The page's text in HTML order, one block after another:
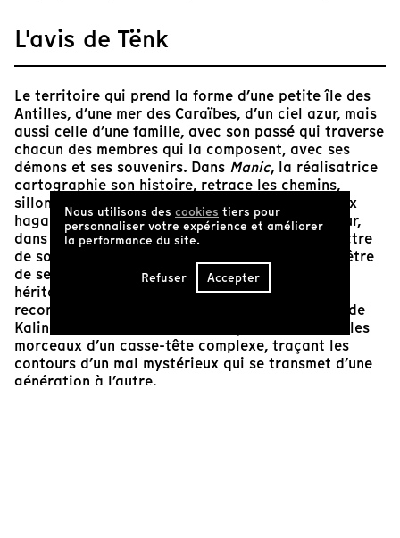
L'avis de Tënk
Le territoire qui prend la forme d’une petite île des
Antilles, d’une mer des Caraïbes, d’un ciel azur, mais
aussi celle d’une famille, avec son passé qui traverse
chacun des membres qui la composent, avec ses
démons et ses souvenirs. Dans Manic, la réalisatrice
cartographie son histoire, retrace les chemins,
sillonne et scrute là d’où elle vient. Dans les yeux
hagards de son frère, dans les délires de sa sœur,
dans des images anciennes. Elle poursuit le spectre
de son père bipolaire pour appréhender le mal-être
de ses frères et sœurs et mieux accepter cet
héritage familial qui la hante. Sorte de
reconstruction d’une filiation trouble, l’enquête de
Kalina Bertin est surtout une façon d’assembler les
morceaux d’un casse-tête complexe, traçant les
contours d’un mal mystérieux qui se transmet d’une
génération à l’autre.
Nous utilisons des cookies tiers pour
personnaliser votre expérience et améliorer
la performance du site.
Refuser Accepter